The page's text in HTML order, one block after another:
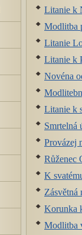
Litanie k
Modlitba
Litanie
Litanie k
Novéna
Litanie k
Smrtelná
Provázej
Růženec
K
Zásvětná
Korunka
Modlitba